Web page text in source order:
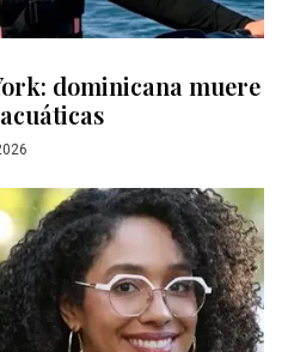
dominicana muere